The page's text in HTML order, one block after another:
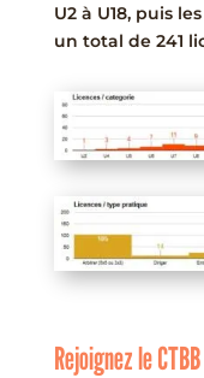
U2 à U18, puis
un total de 241
Rejoignez le